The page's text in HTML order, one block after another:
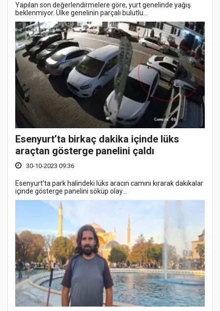
Yapılan son değerlendirmelere göre, yurt genelinde yağış
beklenmiyor. Ülke genelinin parçalı bulutlu...
Esenyurt’ta birkaç dakika içinde lüks
araçtan gösterge panelini çaldı
30-10-2023 09:36
Esenyurt’ta park halindeki lüks aracın camını kırarak dakikalar
içinde gösterge panelini söküp olay...